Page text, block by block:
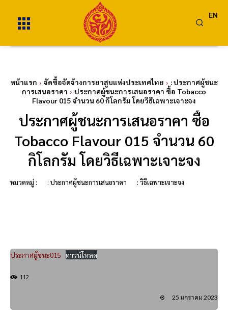
EN
หน้าแรก จัดซื้อจัดจ้างการยาสูบแห่งประเทศไทย
: ประกาศผู้ชนะ
การเสนอราคา
ประกาศผู้ชนะการเสนอราคา ซื้อ Tobacco
Flavour 015 จำนวน 60 กิโลกรัม โดยวิธีเฉพาะเจาะจง
ประกาศผู้ชนะการเสนอราคา ซื้อ
Tobacco Flavour 015 จำนวน 60
กิโลกรัม โดยวิธีเฉพาะเจาะจง
หมวดหมู่ : : ประกาศผู้ชนะการเสนอราคา : วิธีเฉพาะเจาะจง
ประกาศผู้ชนะ015 ดาวน์โหลด
112
25 มกราคม 2023